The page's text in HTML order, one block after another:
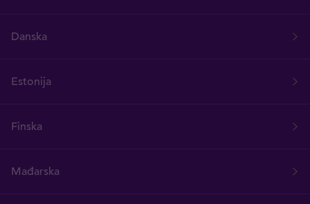
Danska
Estonija
Finska
Mađarska